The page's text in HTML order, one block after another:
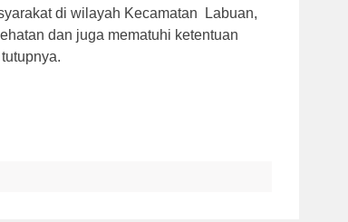
di wilayah Kecamatan Labuan,
dan juga mematuhi ketentuan